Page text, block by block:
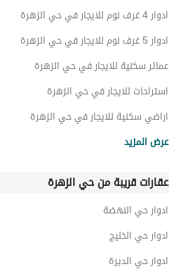
ادوار 4 غرف نوم للايجار في حي الزهرة
ادوار 5 غرف نوم للايجار في حي الزهرة
عمائر سكنية للايجار في حي الزهرة
استراحات للايجار في حي الزهرة
اراضي سكنية للايجار في حي الزهرة
عقارات للايجار في حي الزهرة
عرض المزيد
عقارات قريبة من حي الزهرة
ادوار حي النهضة
ادوار حي الخليج
ادوار حي الديرة